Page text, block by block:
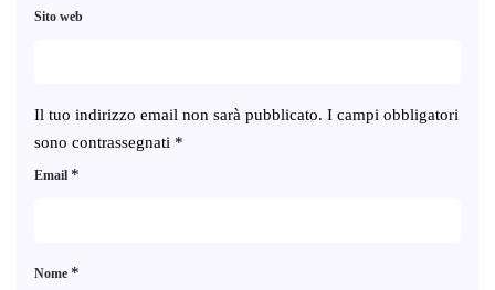
Il tuo indirizzo email non sarà pubblicato. I campi obbligatori
sono contrassegnati *
Nome *
Email *
Sito web